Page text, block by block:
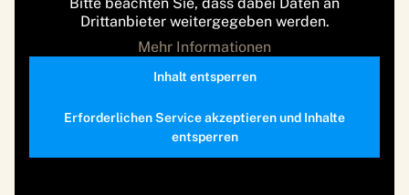
Drittanbieter weitergegeben werden.
Mehr Informationen
Inhalt entsperren
Erforderlichen Service akzeptieren und Inhalte
entsperren